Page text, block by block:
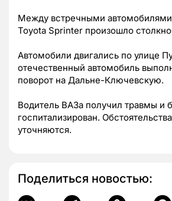
Между встречными
Toyota Sprinter произошло
Автомобили двигались по улице
отечественный автомобиль
поворот на Дальне-Ключевскую.
Водитель ВАЗа получил травмы и
госпитализирован.
уточняются.
Поделиться новостью: